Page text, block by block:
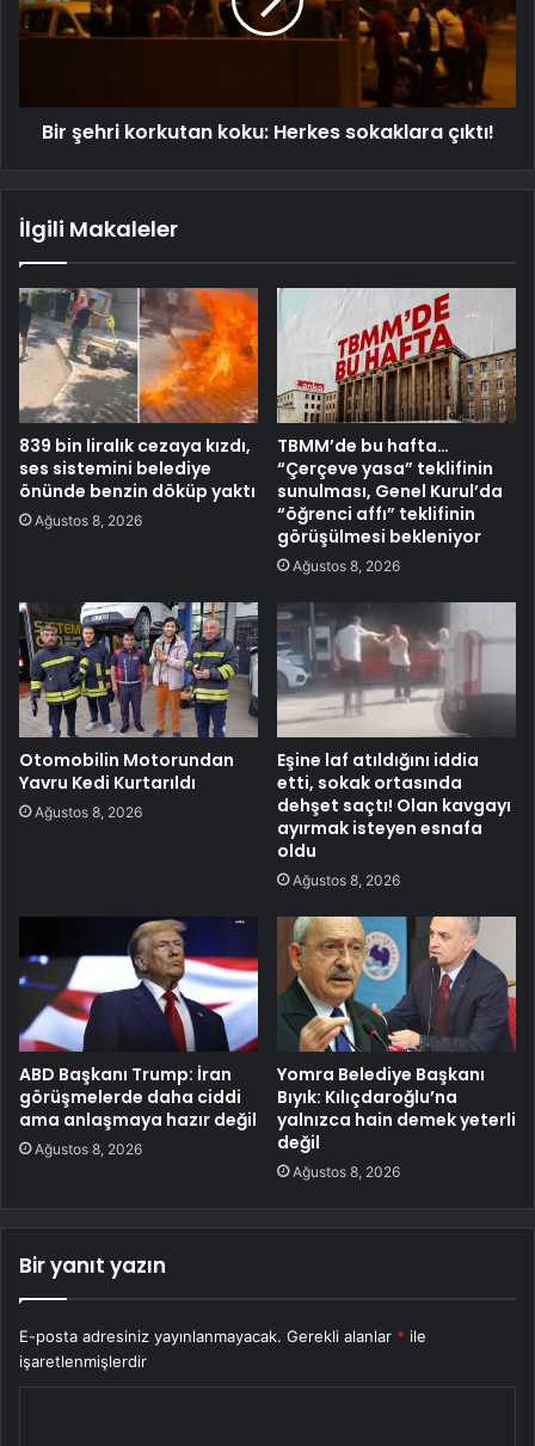
Bir şehri korkutan koku: Herkes sokaklara çıktı!
İlgili Makaleler
839 bin liralık cezaya kızdı,
ses sistemini belediye
önünde benzin döküp yaktı
Ağustos 8, 2026
TBMM’de bu hafta…
“Çerçeve yasa” teklifinin
sunulması, Genel Kurul’da
“öğrenci affı” teklifinin
görüşülmesi bekleniyor
Ağustos 8, 2026
Otomobilin Motorundan
Yavru Kedi Kurtarıldı
Ağustos 8, 2026
Eşine laf atıldığını iddia
etti, sokak ortasında
dehşet saçtı! Olan kavgayı
ayırmak isteyen esnafa
oldu
Ağustos 8, 2026
ABD Başkanı Trump: İran
görüşmelerde daha ciddi
ama anlaşmaya hazır değil
Ağustos 8, 2026
Yomra Belediye Başkanı
Bıyık: Kılıçdaroğlu’na
yalnızca hain demek yeterli
değil
Ağustos 8, 2026
Bir yanıt yazın
E-posta adresiniz yayınlanmayacak. Gerekli alanlar * ile
işaretlenmişlerdir